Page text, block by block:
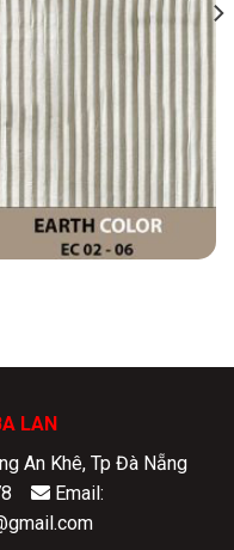
LAN
An Khê, Tp Đà Nẵng
Email: